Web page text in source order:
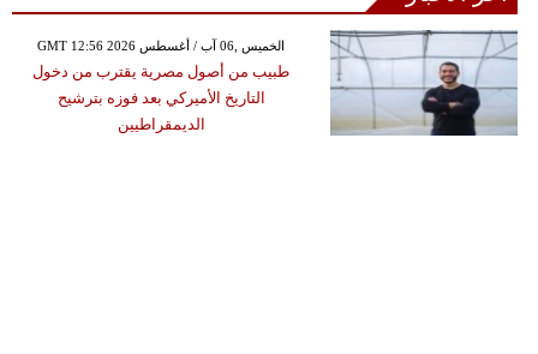
GMT 12:56 2026 الخميس ,06 آب / أغسطس
طبيب من أصول مصرية يقترب من دخول
التاريخ الأميركي بعد فوزه بترشيح
الديمقراطيين